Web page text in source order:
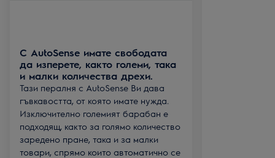
С AutoSense имате свободата
да изперете, както големи, така
и малки количества дрехи.
Тази пералня с AutoSense Ви дава
гъвкавостта, от която имате нужда.
Изключително големият барабан е
подходящ, както за голямо количество
заредено пране, така и за малки
товари, спрямо които автоматично се